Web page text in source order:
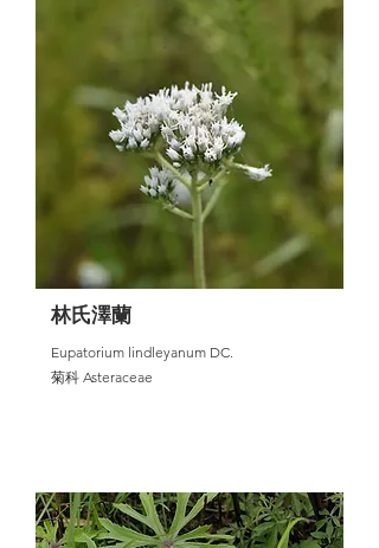
林氏澤蘭
Eupatorium lindleyanum DC.
菊科 Asteraceae